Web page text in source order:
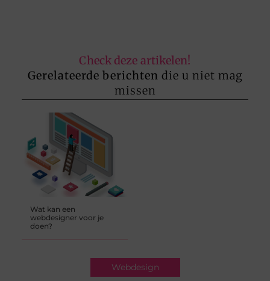
Check deze artikelen!
Gerelateerde berichten die u niet mag
missen
Wat kan een
webdesigner voor je
doen?
Webdesign